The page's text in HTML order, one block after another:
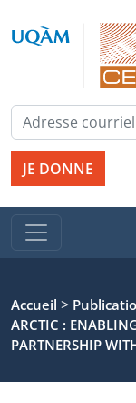
JE DONNE
Accueil >
ARCTIC :
PARTNERSHIP